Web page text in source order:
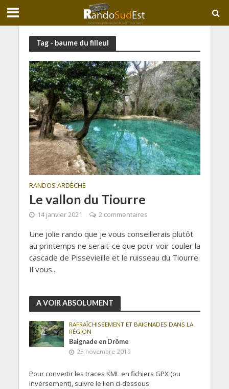
Tag - baume du filleul
RANDOS ARDÈCHE
Le vallon du Tiourre
14 janvier 2021 2 commentaires
Une jolie rando que je vous conseillerais plutôt
au printemps ne serait-ce que pour voir couler la
cascade de Pissevieille et le ruisseau du Tiourre.
Il vous...
A VOIR ABSOLUMENT
RAFRAÎCHISSEMENT ET BAIGNADES DANS LA
RÉGION
Baignade en Drôme
25 novembre 2019
Pour convertir les traces KML en fichiers GPX (ou
inversement), suivre le lien ci-dessous